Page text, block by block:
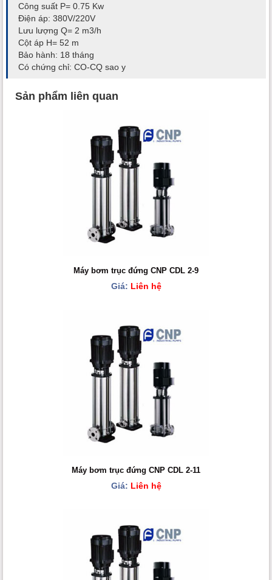
Công suất P= 0.75 Kw
Điện áp: 380V/220V
Lưu lượng Q= 2 m3/h
Cột áp H= 52 m
Bảo hành: 18 tháng
Có chứng chỉ: CO-CQ sao y
Sản phẩm liên quan
Máy bơm trục đứng CNP CDL 2-9
Giá: Liên hệ
Máy bơm trục đứng CNP CDL 2-11
Giá: Liên hệ